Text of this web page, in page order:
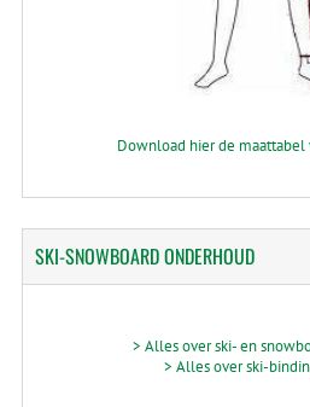
Download hier de
SKI-SNOWBOARDONDERHOUD
> Alles over ski- en
> Alles over ski-